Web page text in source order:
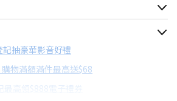
率，請以購物車顯示為主
每期金額 配合銀行/業者
抽豪華影音好禮
物滿額滿件最高送$68
高領$888電子禮券